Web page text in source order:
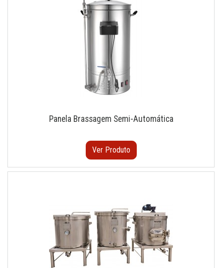
Panela Brassagem Semi-Automática
Ver Produto